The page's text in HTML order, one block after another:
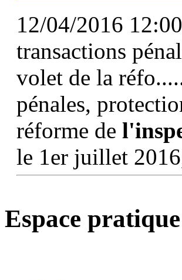
12/04/2016
transactions
volet de la
pénales,
réforme de
le 1er juillet
Espace pratique